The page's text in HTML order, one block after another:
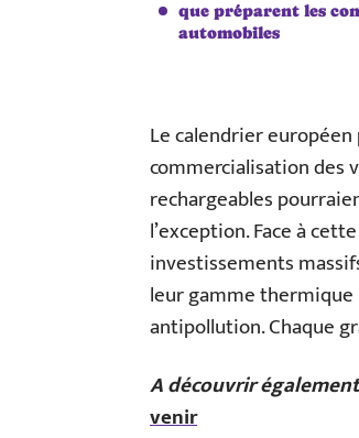
que préparent les
automobiles
Le calendrier
commercialisation des
rechargeables
l’exception. Face à
investissements
leur gamme
antipollution. Chaque
A découvrir
venir